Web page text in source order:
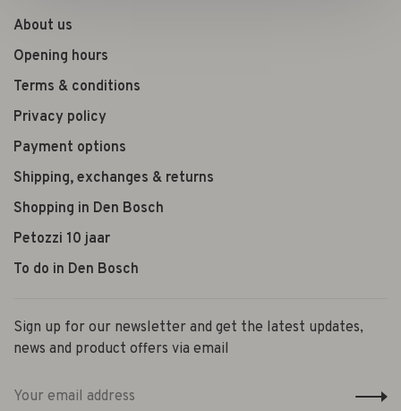
About us
Opening hours
Terms & conditions
Privacy policy
Payment options
Shipping, exchanges & returns
Shopping in Den Bosch
Petozzi 10 jaar
To do in Den Bosch
Sign up for our newsletter and get the latest updates,
news and product offers via email